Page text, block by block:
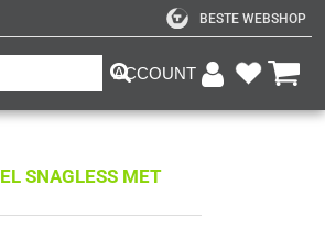
BESTE WEBSHOP
ACCOUNT
SNAGLESS MET